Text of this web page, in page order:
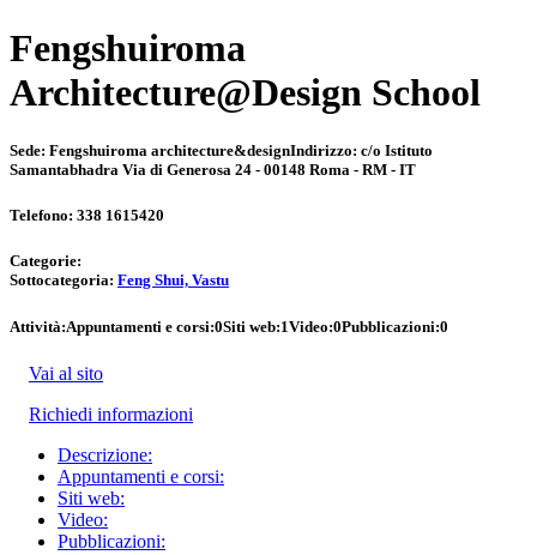
Fengshuiroma
Architecture@Design School
Sede: Fengshuiroma architecture&designIndirizzo: c/o Istituto
Samantabhadra Via di Generosa 24 - 00148 Roma - RM - IT
Telefono: 338 1615420
Categorie:
Sottocategoria: Feng Shui, Vastu
Attività:Appuntamenti e corsi:0Siti web:1Video:0Pubblicazioni:0
Vai al sito
Richiedi informazioni
Descrizione:
Appuntamenti e corsi:
Siti web:
Video:
Pubblicazioni: